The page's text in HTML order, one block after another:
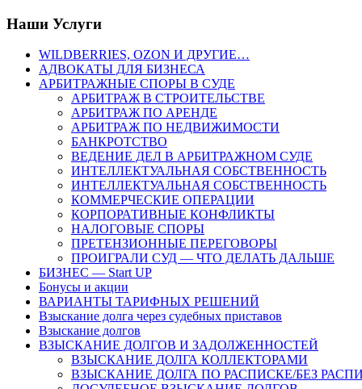
Наши Услуги
WILDBERRIES, OZON И ДРУГИЕ…
АДВОКАТЫ ДЛЯ БИЗНЕСА
АРБИТРАЖНЫЕ СПОРЫ В СУДЕ
АРБИТРАЖ В СТРОИТЕЛЬСТВЕ
АРБИТРАЖ ПО АРЕНДЕ
АРБИТРАЖ ПО НЕДВИЖИМОСТИ
БАНКРОТСТВО
ВЕДЕНИЕ ДЕЛ В АРБИТРАЖНОМ СУДЕ
ИНТЕЛЛЕКТУАЛЬНАЯ СОБСТВЕННОСТЬ
ИНТЕЛЛЕКТУАЛЬНАЯ СОБСТВЕННОСТЬ
КОММЕРЧЕСКИЕ ОПЕРАЦИИ
КОРПОРАТИВНЫЕ КОНФЛИКТЫ
НАЛОГОВЫЕ СПОРЫ
ПРЕТЕНЗИОННЫЕ ПЕРЕГОВОРЫ
ПРОИГРАЛИ СУД — ЧТО ДЕЛАТЬ ДАЛЬШЕ
БИЗНЕС — Start UP
Бонусы и акции
ВАРИАНТЫ ТАРИФНЫХ РЕШЕНИЙ
Взыскание долга через судебных приставов
Взыскание долгов
ВЗЫСКАНИЕ ДОЛГОВ И ЗАДОЛЖЕННОСТЕЙ
ВЗЫСКАНИЕ ДОЛГА КОЛЛЕКТОРАМИ
ВЗЫСКАНИЕ ДОЛГА ПО РАСПИСКЕ/БЕЗ